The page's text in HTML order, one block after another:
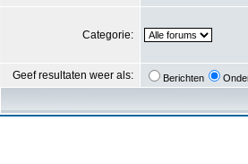
Categorie:
Geef resultaten weer als: Berichten